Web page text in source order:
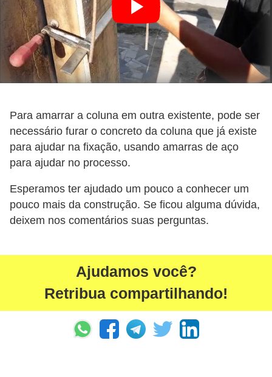
Para amarrar a coluna em outra existente, pode ser
necessário furar o concreto da coluna que já existe
para ajudar na fixação, usando amarras de aço
para ajudar no processo.
Esperamos ter ajudado um pouco a conhecer um
pouco mais da construção. Se ficou alguma dúvida,
deixem nos comentários suas perguntas.
Ajudamos você?
Retribua compartilhando!